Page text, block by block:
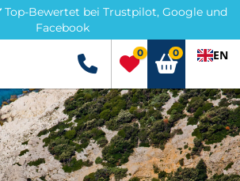
Top-Bewertet bei Trustpilot, Google und
Facebook
+49 5741 3222690
0 0 EN